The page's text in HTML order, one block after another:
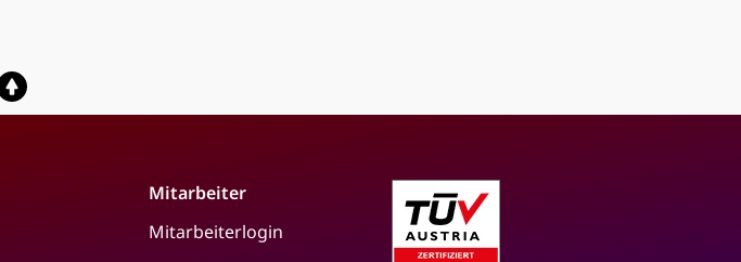
Mitarbeiter
Mitarbeiterlogin